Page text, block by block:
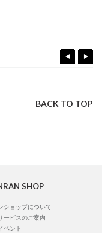
BACK TO TOP
SHOP
ショップについて
ービスのご案内
ベント